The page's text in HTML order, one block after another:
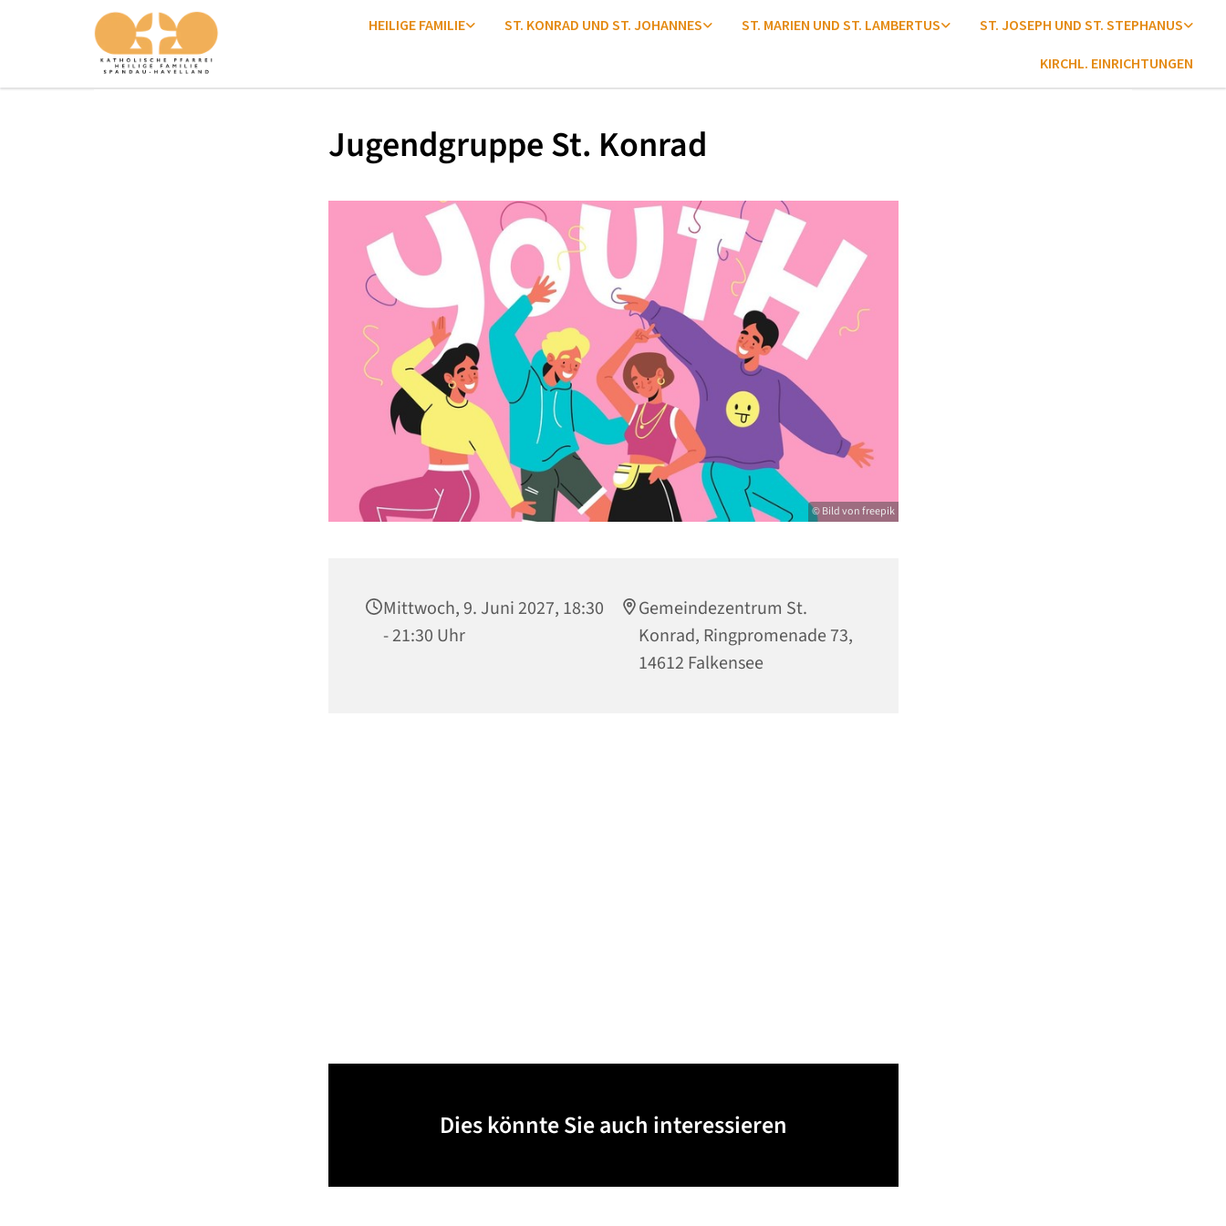
HEILIGE FAMILIE ST. KONRAD UND ST. JOHANNES ST. MARIEN UND ST. LAMBERTUS ST. JOSEPH UND ST. STEPHANUS
KIRCHL. EINRICHTUNGEN
Jugendgruppe St. Konrad
© Bild von freepik
Mittwoch, 9. Juni 2027, 18:30
- 21:30 Uhr
Gemeindezentrum St.
Konrad, Ringpromenade 73,
14612 Falkensee
Dies könnte Sie auch interessieren